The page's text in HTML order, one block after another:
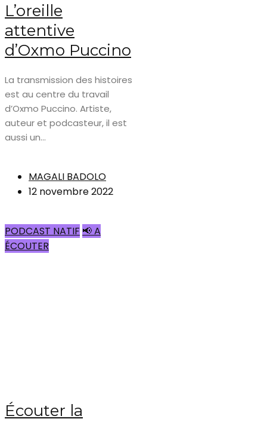
L’oreille
attentive
d’Oxmo Puccino
La transmission des histoires
est au centre du travail
d’Oxmo Puccino. Artiste,
auteur et podcasteur, il est
aussi un...
MAGALI BADOLO
12 novembre 2022
PODCAST NATIF 📢 A
ÉCOUTER
Écouter la